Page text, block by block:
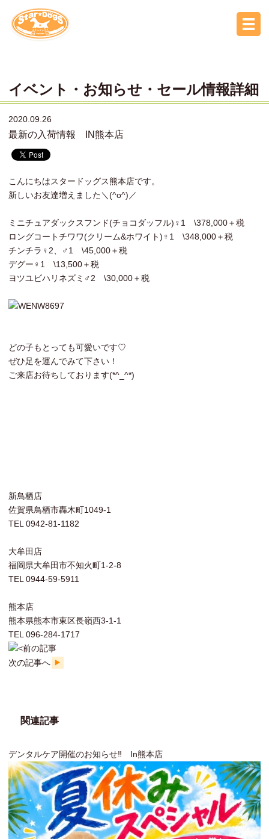
イベント・お知らせ・セール情報詳細
2020.09.26
最新の入荷情報 IN熊本店
こんにちはスタードッグス熊本店です。
新しいお友達増えました＼(^o^)／
ミニチュアダックスフンド(チョコダッフル)♀1 \378,000＋税
ロングコートチワワ(クリーム&ホワイト)♀1 \348,000＋税
チンチラ♀2、♂1 \45,000＋税
デグー♀1 \13,500＋税
ヨツユビハリネズミ♂2 \30,000＋税
どの子もとっても可愛いです♡
ぜひ足を運んでみて下さい！
ご来店お待ちしております(*^_^*)
新鳥栖店
佐賀県鳥栖市轟木町1049-1
TEL 0942-81-1182
大牟田店
福岡県大牟田市不知火町1-2-8
TEL 0944-59-5911
熊本店
熊本県熊本市東区長嶺西3-1-1
TEL 096-284-1717
前の記事
次の記事へ
関連記事
デンタルケア開催のお知らせ‼ In熊本店